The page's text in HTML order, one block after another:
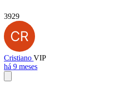
3929
Cristiano VIP
há 9 meses